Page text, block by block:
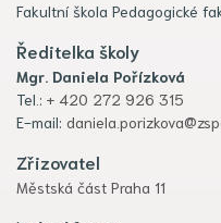
Fakultní škola Pedagogické
Ředitelka školy
Mgr. Daniela Pořízková
Tel.: + 420 272 926 315
E-mail:
Zřizovatel
Městská část Praha 11